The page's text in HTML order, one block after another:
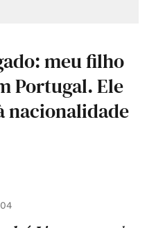
meu filho
Portugal. Ele
nacionalidade